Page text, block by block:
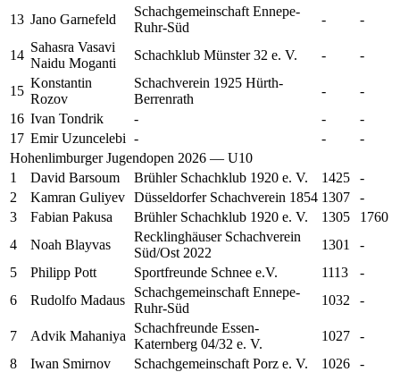
13 Jano Garnefeld
Schachgemeinschaft Ennepe-
Ruhr-Süd
- -
14
Sahasra Vasavi
Naidu Moganti
Schachklub Münster 32 e. V. - -
15
Konstantin
Rozov
Schachverein 1925 Hürth-
Berrenrath
-
-
16 Ivan Tondrik - -
-
17 Emir Uzuncelebi - -
-
Hohenlimburger Jugendopen 2026 — U10
1
David Barsoum Brühler Schachklub 1920 e. V. 1425
-
2
Kamran Guliyev Düsseldorfer Schachverein 1854 1307
-
3
Fabian Pakusa Brühler Schachklub 1920 e. V. 1305
1760
4
Noah Blayvas
Recklinghäuser Schachverein
Süd/Ost 2022
1301
-
5
Philipp Pott Sportfreunde Schnee e.V. 1113
-
6
Rudolfo Madaus
Schachgemeinschaft Ennepe-
Ruhr-Süd
1032 -
7 Advik Mahaniya
Schachfreunde Essen-
Katernberg 04/32 e. V.
1027
-
8
Iwan Smirnov Schachgemeinschaft Porz e. V. 1026
-